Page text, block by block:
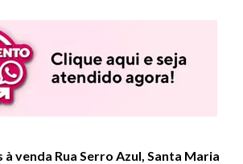
à venda Rua Serro Azul, Santa Maria